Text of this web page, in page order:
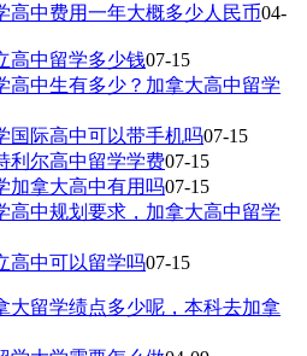
高中费用一年大概多少人民币04-
高中留学多少钱07-15
高中生有多少？加拿大高中留学
国际高中可以带手机吗07-15
利尔高中留学学费07-15
加拿大高中有用吗07-15
高中规划要求，加拿大高中留学
高中可以留学吗07-15
大留学绩点多少呢，本科去加拿